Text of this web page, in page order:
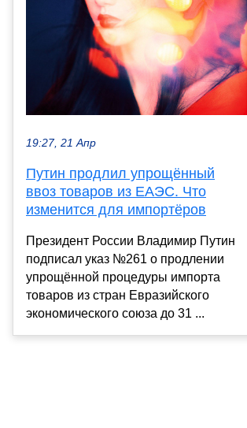
19:27, 21 Апр
Путин продлил упрощённый
ввоз товаров из ЕАЭС. Что
изменится для импортёров
Президент России Владимир Путин
подписал указ №261 о продлении
упрощённой процедуры импорта
товаров из стран Евразийского
экономического союза до 31 ...